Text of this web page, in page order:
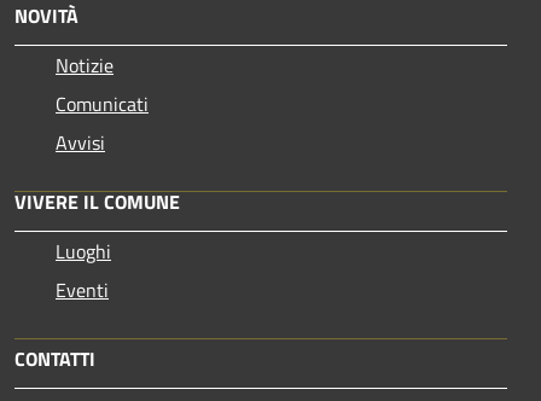
NOVITÀ
Notizie
Comunicati
Avvisi
VIVERE IL COMUNE
Luoghi
Eventi
CONTATTI